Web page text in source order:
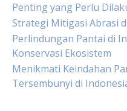
Penting yang Perlu
Strategi Mitigasi Abrasi
Perlindungan Pantai di
Konservasi Ekosistem
Menikmati Keindahan
Tersembunyi di